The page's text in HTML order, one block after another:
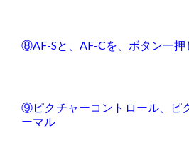
⑧AF-Sと、AF-Cを、ボタン一押
⑨ピクチャーコントロール、ピ
ーマル